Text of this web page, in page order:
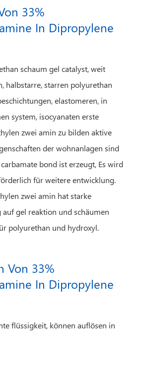
33%
In Dipropylene
schaum gel catalyst, weit
halbstarre, starren polyurethan
elastomeren, in
system, isocyanaten erste
zwei amin zu bilden aktive
der wohnanlagen sind
bond ist erzeugt, Es wird
für weitere entwicklung.
zwei amin hat starke
gel reaktion und schäumen
polyurethan und hydroxyl.
Von 33%
In Dipropylene
flüssigkeit, können auflösen in